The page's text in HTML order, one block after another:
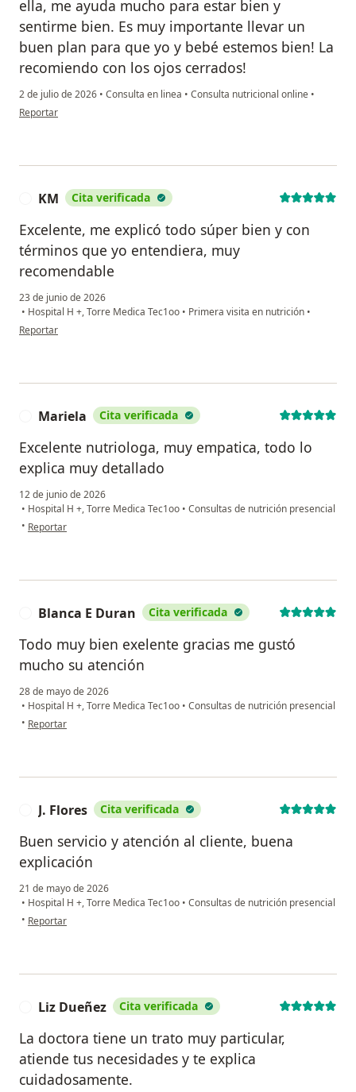
ella, me ayuda mucho para estar bien y
sentirme bien. Es muy importante llevar un
buen plan para que yo y bebé estemos bien! La
recomiendo con los ojos cerrados!
2 de julio de 2026 • Consulta en linea • Consulta nutricional online •
en opinión del usuario Brenda Pesquera
Reportar
KM Cita verificada
Excelente, me explicó todo súper bien y con
términos que yo entendiera, muy
recomendable
23 de junio de 2026
• Hospital H +, Torre Medica Tec1oo • Primera visita en nutrición •
en opinión del usuario KM
Reportar
Mariela Cita verificada
Excelente nutriologa, muy empatica, todo lo
explica muy detallado
12 de junio de 2026
• Hospital H +, Torre Medica Tec1oo • Consultas de nutrición presencial
• en opinión del usuario Mariela
Reportar
Blanca E Duran Cita verificada
Todo muy bien exelente gracias me gustó
mucho su atención
28 de mayo de 2026
• Hospital H +, Torre Medica Tec1oo • Consultas de nutrición presencial
• en opinión del usuario Blanca E Duran
Reportar
J. Flores Cita verificada
Buen servicio y atención al cliente, buena
explicación
21 de mayo de 2026
• Hospital H +, Torre Medica Tec1oo • Consultas de nutrición presencial
• en opinión del usuario J. Flores
Reportar
Liz Dueñez Cita verificada
La doctora tiene un trato muy particular,
atiende tus necesidades y te explica
cuidadosamente.